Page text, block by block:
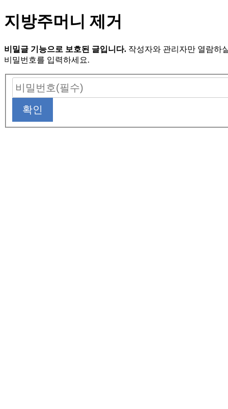
지방주머니 제거
비밀글 기능으로 보호된 글입니다. 작성자와 관리자만 열람하
비밀번호를 입력하세요.